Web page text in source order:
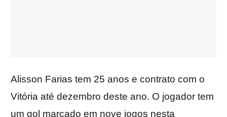
Alisson Farias tem 25 anos e contrato com o
Vitória até dezembro deste ano. O jogador tem
um gol marcado em nove jogos nesta